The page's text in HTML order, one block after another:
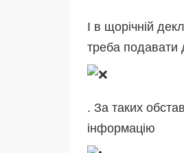
І в щорічній
треба подавати
. За таких
інформацію